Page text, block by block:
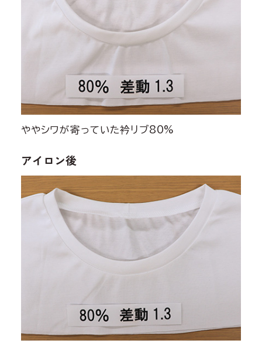
ややシワが寄っていた衿リブ80%
アイロン後